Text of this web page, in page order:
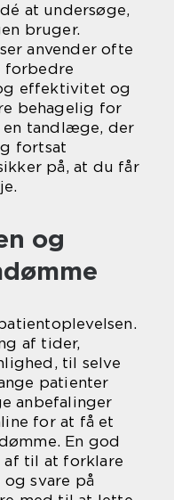
at undersøge,
bruger.
anvender ofte
forbedre
effektivitet og
behagelig for
tandlæge, der
fortsat
på, at du får
og
af tider,
til selve
patienter
anbefalinger
for at få et
En god
til at forklare
svare på